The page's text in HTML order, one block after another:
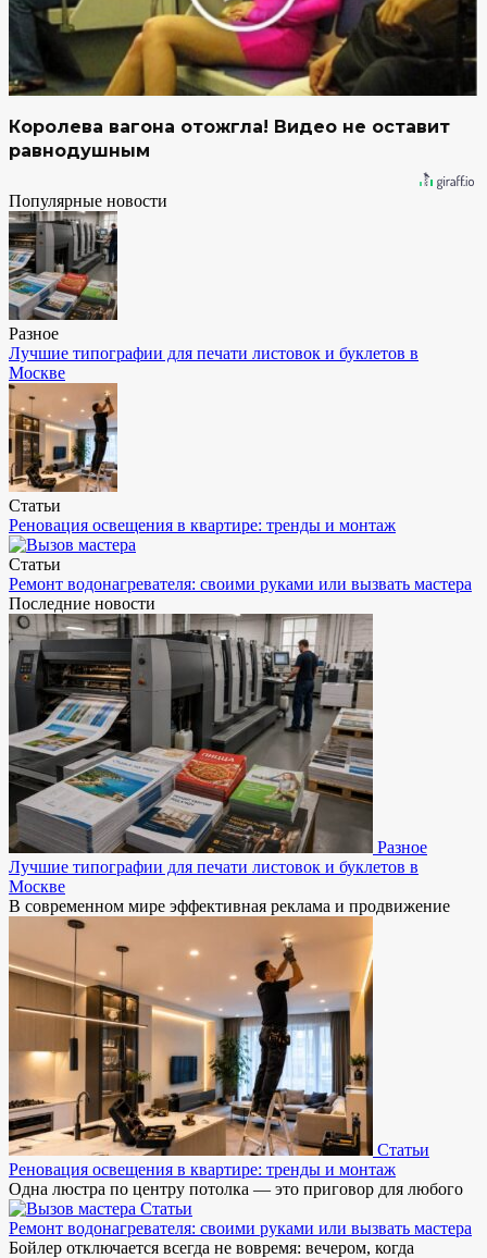
Королева вагона отожгла! Видео не оставит
равнодушным
Популярные новости
Разное
Лучшие типографии для печати листовок и буклетов в
Москве
Статьи
Реновация освещения в квартире: тренды и монтаж
Статьи
Ремонт водонагревателя: своими руками или вызвать мастера
Последние новости
Разное
Лучшие типографии для печати листовок и буклетов в
Москве
В современном мире эффективная реклама и продвижение
Статьи
Реновация освещения в квартире: тренды и монтаж
Одна люстра по центру потолка — это приговор для любого
Статьи
Ремонт водонагревателя: своими руками или вызвать мастера
Бойлер отключается всегда не вовремя: вечером, когда